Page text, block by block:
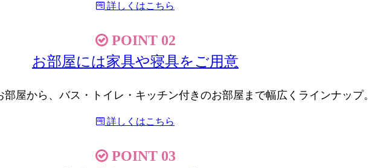
詳しくはこちら
POINT 02
お部屋には家具や寝具をご用意
屋から、バス・トイレ・キッチン付きのお部屋まで幅広くラインナップ。
詳しくはこちら
POINT 03